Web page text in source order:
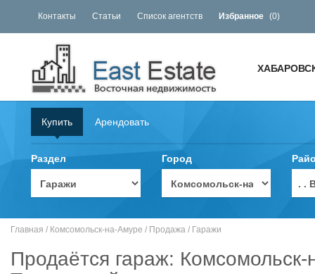
Контакты Статьи Список агентств Избранное (0)
Купить Арендовать
Раздел Город
. .
Главная / Комсомольск-на-Амуре / Продажа / Гаражи
Продаётся гараж: